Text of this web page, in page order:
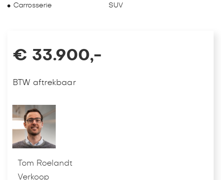
Carrosserie SUV
€ 33.900,-
BTW aftrekbaar
Tom Roelandt
Verkoop